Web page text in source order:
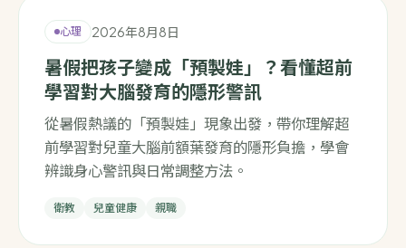
心理 2026年8月8日
暑假把孩子變成「預製娃」？看懂超前
學習對大腦發育的隱形警訊
從暑假熱議的「預製娃」現象出發，帶你理解超
前學習對兒童大腦前額葉發育的隱形負擔，學會
辨識身心警訊與日常調整方法。
衛教 兒童健康 親職